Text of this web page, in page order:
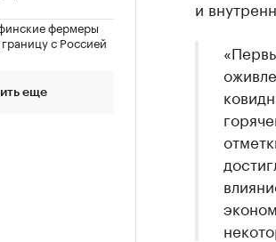
фермеры
с Россией
еще
и